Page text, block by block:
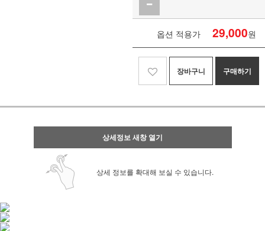
옵션 적용가 29,000원
장바구니 구매하기
상세정보 새창 열기
상세 정보를 확대해 보실 수 있습니다.